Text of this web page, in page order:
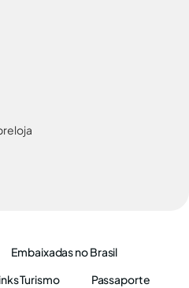
Embaixadas no Brasil
Turismo Passaporte